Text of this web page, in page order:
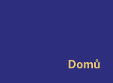
Domů